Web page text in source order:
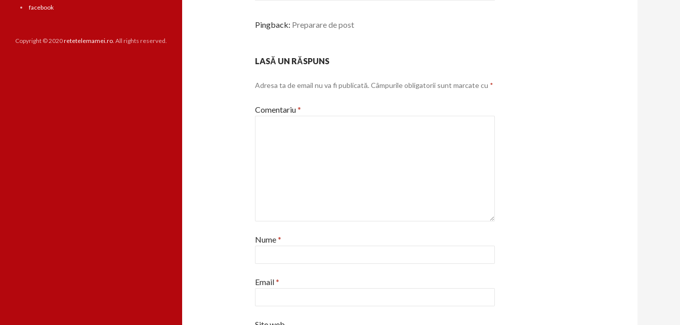
Pingback: Preparare de post
LASĂ UN RĂSPUNS
Adresa ta de email nu va fi publicată. Câmpurile obligatorii sunt marcate cu *
Comentariu*
Nume*
Email*
facebook
Copyright © 2020retetelemamei.ro. All rights reserved.